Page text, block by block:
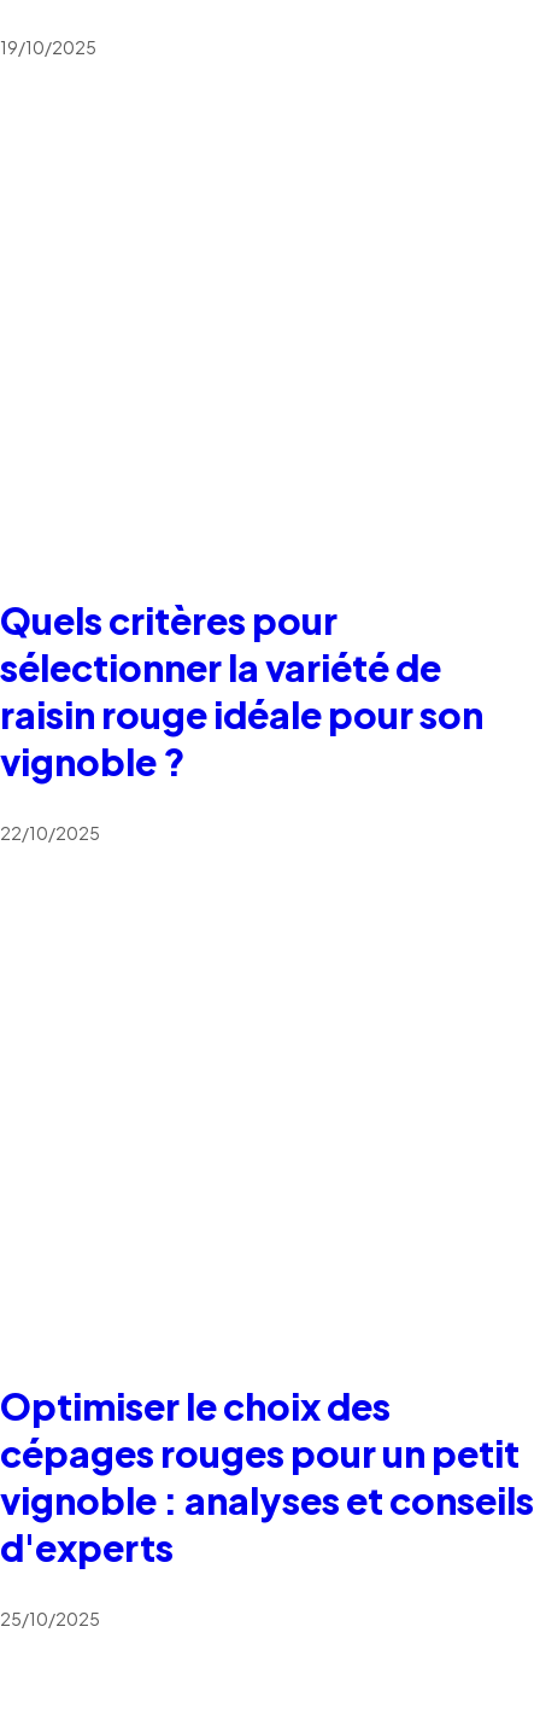
19/10/2025
Quels critères pour
sélectionner la variété de
raisin rouge idéale pour son
vignoble ?
22/10/2025
Optimiser le choix des
cépages rouges pour un petit
vignoble : analyses et conseils
d'experts
25/10/2025